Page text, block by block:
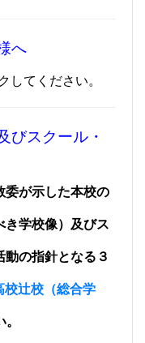
へ
してください。
びスクール・
委が示した本校の
学校像） 及びス
の指針となる３
辻校（総合学